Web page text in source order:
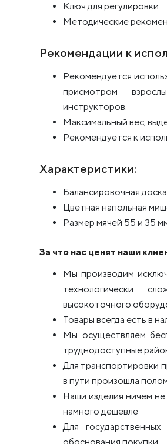
Ключ для регулировки.
Методические
Рекомендации к
Рекомендуется
присмотром
инструкторов.
Максимальный вес,
Рекомендуется к
Характеристики:
Балансировочная
Цветная напольная
Размер мячей 55 и 35
За что нас ценят наши
Мы производим
технологически
высокоточного
Товары всегда есть в
Мы осуществляем
труднодоступные
Для транспортировки
в пути произошла
Наши изделия ничем
намного дешевле
Для